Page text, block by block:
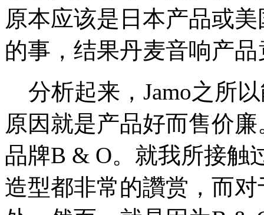
原本应该是日本产品或
的事，结果丹麦音响产
分析起来，Jamo之所
原因就是产品好而售价
品牌B & O。就我所接触
造型都非常的讚赏，而